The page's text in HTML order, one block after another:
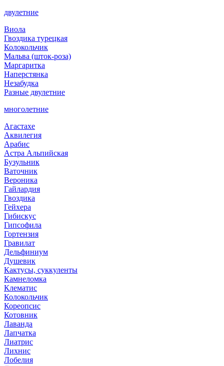
двулетние
Виола
Гвоздика турецкая
Колокольчик
Мальва (шток-роза)
Маргаритка
Наперстянка
Незабудка
Разные двулетние
многолетние
Агастахе
Аквилегия
Арабис
Астра Альпийская
Бузульник
Ваточник
Вероника
Гайлардия
Гвоздика
Гейхера
Гибискус
Гипсофила
Гортензия
Гравилат
Дельфиниум
Душевик
Кактусы, суккуленты
Камнеломка
Клематис
Колокольчик
Кореопсис
Котовник
Лаванда
Лапчатка
Лиатрис
Лихнис
Лобелия